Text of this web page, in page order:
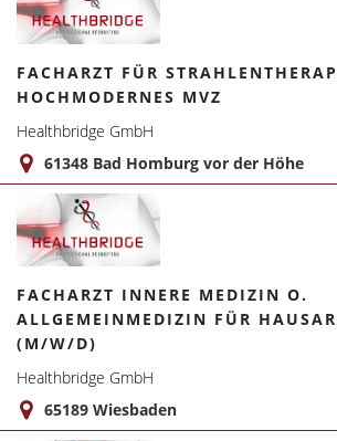
FACHARZT FÜR
HOCHMODERNES MVZ
Healthbridge GmbH
61348 Bad Homburg vor der Höhe
FACHARZT INNERE MEDIZIN O.
ALLGEMEINMEDIZIN FÜR
(M/W/D)
Healthbridge GmbH
65189 Wiesbaden